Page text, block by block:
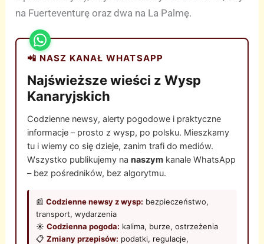
na Fuerteventurę oraz dwa na La Palmę.
📲 NASZ KANAŁ WHATSAPP
Najświeższe wieści z Wysp
Kanaryjskich
Codzienne newsy, alerty pogodowe i praktyczne
informacje – prosto z wysp, po polsku. Mieszkamy
tu i wiemy co się dzieje, zanim trafi do mediów.
Wszystko publikujemy nanaszym kanale WhatsApp
– bez pośredników, bez algorytmu.
📰Codzienne newsy z wysp: bezpieczeństwo,
transport, wydarzenia
☀️Codzienna pogoda: kalima, burze, ostrzeżenia
📋Zmiany przepisów: podatki, regulacje,